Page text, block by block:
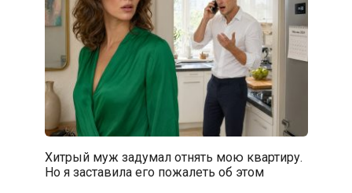
Хитрый муж задумал отнять мою квартиру.
Но я заставила его пожалеть об этом